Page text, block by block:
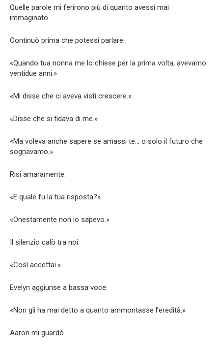
Quelle parole mi ferirono più di quanto avessi mai
immaginato.
Continuò prima che potessi parlare.
«Quando tua nonna me lo chiese per la prima volta, avevamo
ventidue anni.»
«Mi disse che ci aveva visti crescere.»
«Disse che si fidava di me.»
«Ma voleva anche sapere se amassi te… o solo il futuro che
sognavamo.»
Risi amaramente.
«E quale fu la tua risposta?»
«Onestamente non lo sapevo.»
Il silenzio calò tra noi.
«Così accettai.»
Evelyn aggiunse a bassa voce:
«Non gli ha mai detto a quanto ammontasse l’eredità.»
Aaron mi guardò.